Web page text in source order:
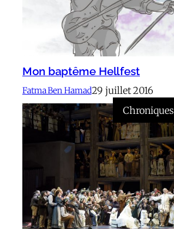
Mon baptême Hellfest
Fatma Ben Hamad29 juillet 2016
Chroniques